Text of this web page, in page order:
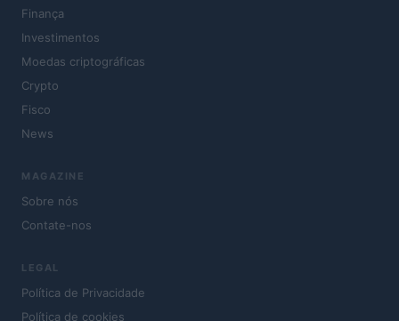
Finança
Investimentos
Moedas criptográficas
Crypto
Fisco
News
MAGAZINE
Sobre nós
Contate-nos
LEGAL
Política de Privacidade
Política de cookies